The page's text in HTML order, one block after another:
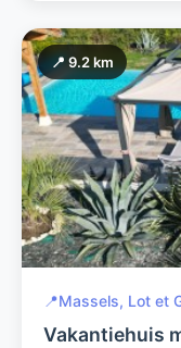
📍 9.2 km
📍Massels, Lot et
Vakantiehuis